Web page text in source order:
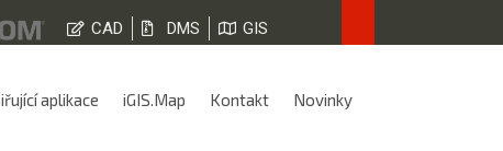
CAD DMS GIS
aplikace iGIS.Map Kontakt Novinky